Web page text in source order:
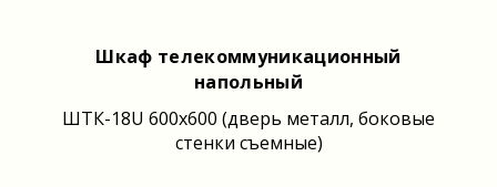
Шкаф телекоммуникационный
напольный
ШТК-18U 600x600 (дверь металл, боковые
стенки съемные)